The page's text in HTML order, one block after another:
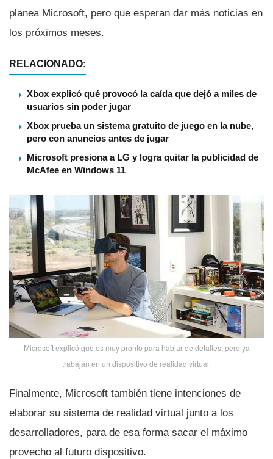
planea Microsoft, pero que esperan dar más noticias en
los próximos meses.
RELACIONADO:
Xbox explicó qué provocó la caída que dejó a miles de
usuarios sin poder jugar
Xbox prueba un sistema gratuito de juego en la nube,
pero con anuncios antes de jugar
Microsoft presiona a LG y logra quitar la publicidad de
McAfee en Windows 11
Microsoft explicó que es muy pronto para hablar de detalles, pero ya
trabajan en un dispositivo de realidad virtual.
Finalmente, Microsoft también tiene intenciones de
elaborar su sistema de realidad virtual junto a los
desarrolladores, para de esa forma sacar el máximo
provecho al futuro dispositivo.